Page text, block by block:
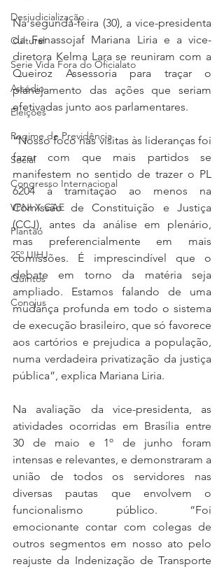
Desjudicialização
Cultural
Serie Vida Fora do Oficialato
Assédio
Eleições
Regime de Previdência
Social
Congresso Internacional
VPNI X GAE
Plantão
25º UIHJ
Quintos
Conojus
Na segunda-feira (30), a vice-presidenta
da Fenassojaf Mariana Liria e a vice-
diretora Kelma Lara se reuniram com a
Queiroz Assessoria para traçar o
planejamento das ações que seriam
efetivadas junto aos parlamentares.
“Nosso foco nas visitas às lideranças foi
fazer com que mais partidos se
manifestem no sentido de trazer o PL
6204 à tramitação ao menos na
Comissão de Constituição e Justiça
(CCJ), antes da análise em plenário,
mas preferencialmente em mais
comissões. É imprescindível que o
debate em torno da matéria seja
ampliado. Estamos falando de uma
mudança profunda em todo o sistema
de execução brasileiro, que só favorece
aos cartórios e prejudica a população,
numa verdadeira privatização da justiça
pública”, explica Mariana Liria.
Na avaliação da vice-presidenta, as
atividades ocorridas em Brasília entre
30 de maio e 1º de junho foram
intensas e relevantes, e demonstraram a
união de todos os servidores nas
diversas pautas que envolvem o
funcionalismo público. “Foi
emocionante contar com colegas de
outros segmentos em nosso ato pelo
reajuste da Indenização de Transporte